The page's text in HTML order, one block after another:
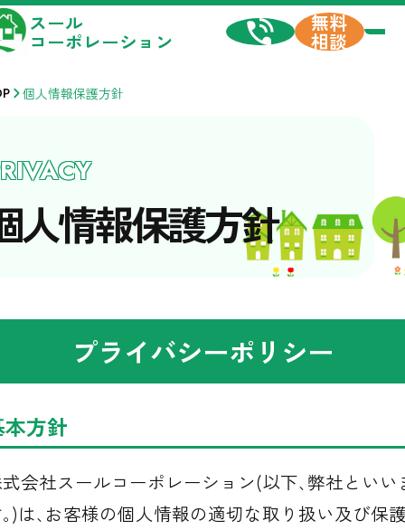
スール
コーポレーション
無料
相談
個人情報保護方針
人情報保護方針
プライバシーポリシー
方針
会社スールコーポレーション(以下､弊社といい
)は､お客様の個人情報の適切な取り扱い及び保護